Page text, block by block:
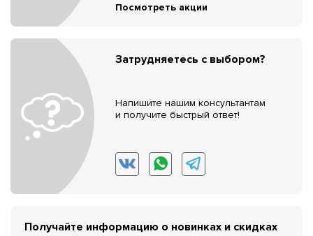
Посмотреть акции
Затрудняетесь с выбором?
Напишите нашим консультантам
и получите быстрый ответ!
Получайте информацию о новинках и скидках